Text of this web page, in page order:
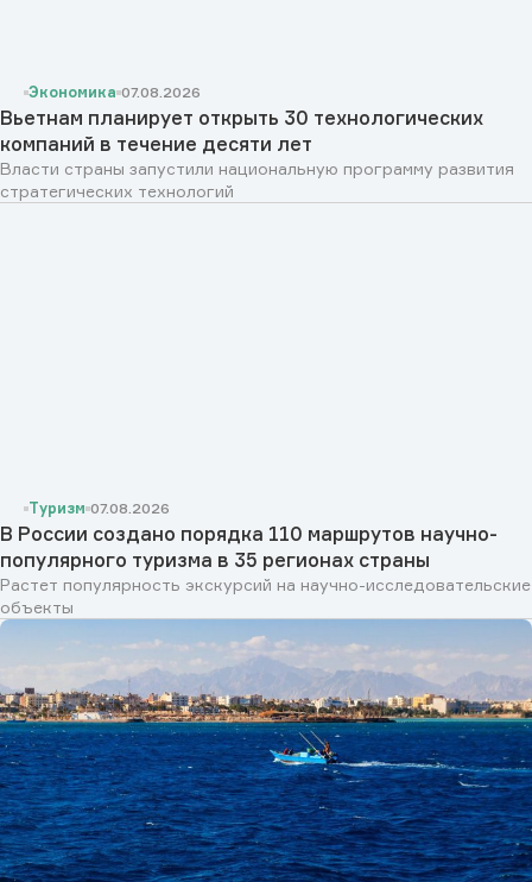
Экономика 07.08.2026
Вьетнам планирует открыть 30 технологических
компаний в течение десяти лет
Власти страны запустили национальную программу развития
стратегических технологий
Туризм 07.08.2026
В России создано порядка 110 маршрутов научно-
популярного туризма в 35 регионах страны
Растет популярность экскурсий на научно-исследовательские
объекты